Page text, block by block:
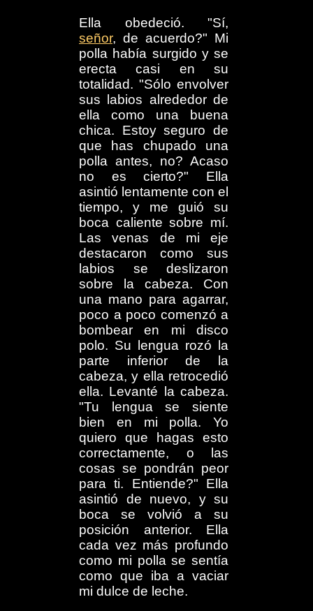
Ella obedeció. "Sí,
señor, de acuerdo?" Mi
polla había surgido y se
erecta casi en su
totalidad. "Sólo envolver
sus labios alrededor de
ella como una buena
chica. Estoy seguro de
que has chupado una
polla antes, no? Acaso
no es cierto?" Ella
asintió lentamente con el
tiempo, y me guió su
boca caliente sobre mí.
Las venas de mi eje
destacaron como sus
labios se deslizaron
sobre la cabeza. Con
una mano para agarrar,
poco a poco comenzó a
bombear en mi disco
polo. Su lengua rozó la
parte inferior de la
cabeza, y ella retrocedió
ella. Levanté la cabeza.
"Tu lengua se siente
bien en mi polla. Yo
quiero que hagas esto
correctamente, o las
cosas se pondrán peor
para ti. Entiende?" Ella
asintió de nuevo, y su
boca se volvió a su
posición anterior. Ella
cada vez más profundo
como mi polla se sentía
como que iba a vaciar
mi dulce de leche.